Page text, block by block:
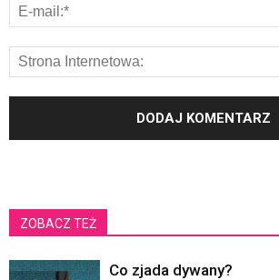
ZOBACZ TEŻ
Co zjada dywany?